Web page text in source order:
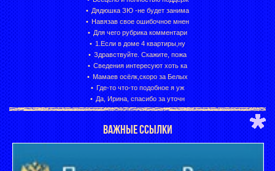
Дядюшка ЗЮ -не будет занима
Навязав свое ошибочное мнен
Для чего рубрика комментари
1.Если в доме 4 квартиры,ну
Здравствуйте. Скажите, пожа
Сведения интересуют хоть ка
Мамаев осёлк,скоро за Белых
Где-то что-то подобное я уж
Да, Ирина, спасибо за уточн
ВАЖНЫЕ ССЫЛКИ